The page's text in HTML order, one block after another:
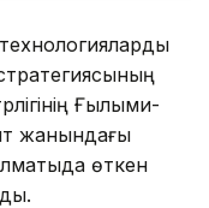
Ғылыми-
жанындағы
өткен